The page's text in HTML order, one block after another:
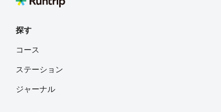
探す
コース
ステーション
ジャーナル